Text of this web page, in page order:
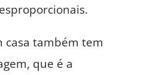
casa também tem
que é a